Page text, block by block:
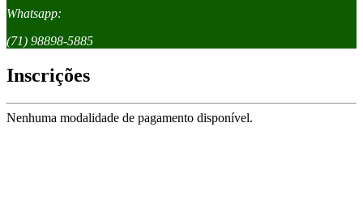
Whatsapp:
(71) 98898-5885
Inscrições
Nenhuma modalidade de pagamento disponível.